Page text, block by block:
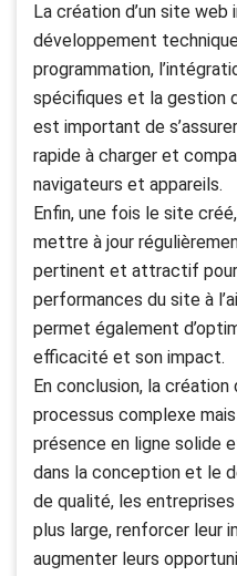
La création d’un site
développement
programmation,
spécifiques et la gestion
est important de
rapide à charger et
navigateurs et appareils.
Enfin, une fois le site
mettre à jour
pertinent et attractif pour
performances du site à
permet également
efficacité et son impact.
En conclusion, la création
processus complexe
présence en ligne solide
dans la conception et le
de qualité, les
plus large, renforcer leur
augmenter leurs